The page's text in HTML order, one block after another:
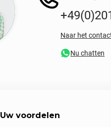
Naar het
Nu chatten
Uw voordelen